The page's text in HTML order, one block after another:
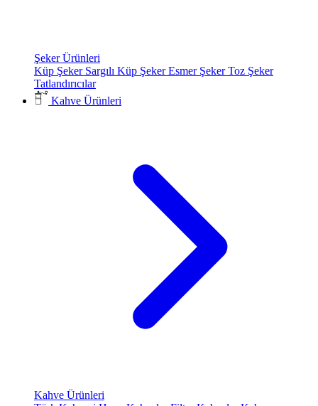
Şeker Ürünleri
Küp Şeker Sargılı Küp ŞekerEsmer ŞekerToz Şeker
Tatlandırıcılar
Kahve Ürünleri
Kahve Ürünleri